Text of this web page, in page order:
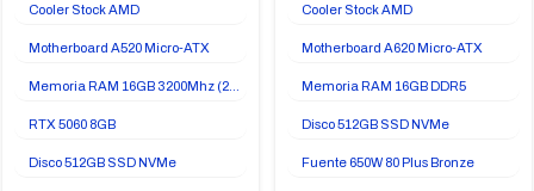
Cooler Stock AMD
Motherboard A520 Micro-ATX
RTX 5060 8GB
Disco 512GB SSD NVMe
Cooler Stock AMD
Motherboard A620 Micro-ATX
Memoria RAM 16GB DDR5
Disco 512GB SSD NVMe
Fuente 650W 80 Plus Bronze